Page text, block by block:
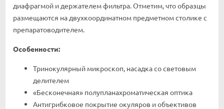
диафрагмой и держателем фильтра. Отметим, что образцы
размещаются на двухкоординатном предметном столике с
препаратоводителем.
Особенности:
Тринокулярный микроскоп, насадка со световым
делителем
«Бесконечная» полупланахроматическая оптика
Антигрибковое покрытие окуляров и объективов